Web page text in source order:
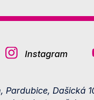
Instagram
Pardubice, Dašická